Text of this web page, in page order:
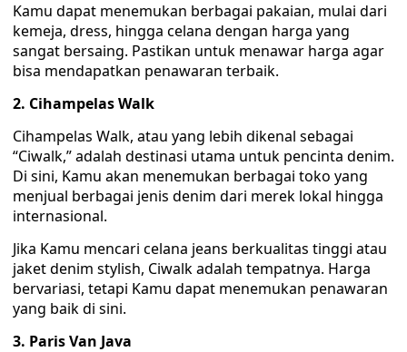
Kamu dapat menemukan berbagai pakaian, mulai dari
kemeja, dress, hingga celana dengan harga yang
sangat bersaing. Pastikan untuk menawar harga agar
bisa mendapatkan penawaran terbaik.
2. Cihampelas Walk
Cihampelas Walk, atau yang lebih dikenal sebagai
“Ciwalk,” adalah destinasi utama untuk pencinta denim.
Di sini, Kamu akan menemukan berbagai toko yang
menjual berbagai jenis denim dari merek lokal hingga
internasional.
Jika Kamu mencari celana jeans berkualitas tinggi atau
jaket denim stylish, Ciwalk adalah tempatnya. Harga
bervariasi, tetapi Kamu dapat menemukan penawaran
yang baik di sini.
3. Paris Van Java